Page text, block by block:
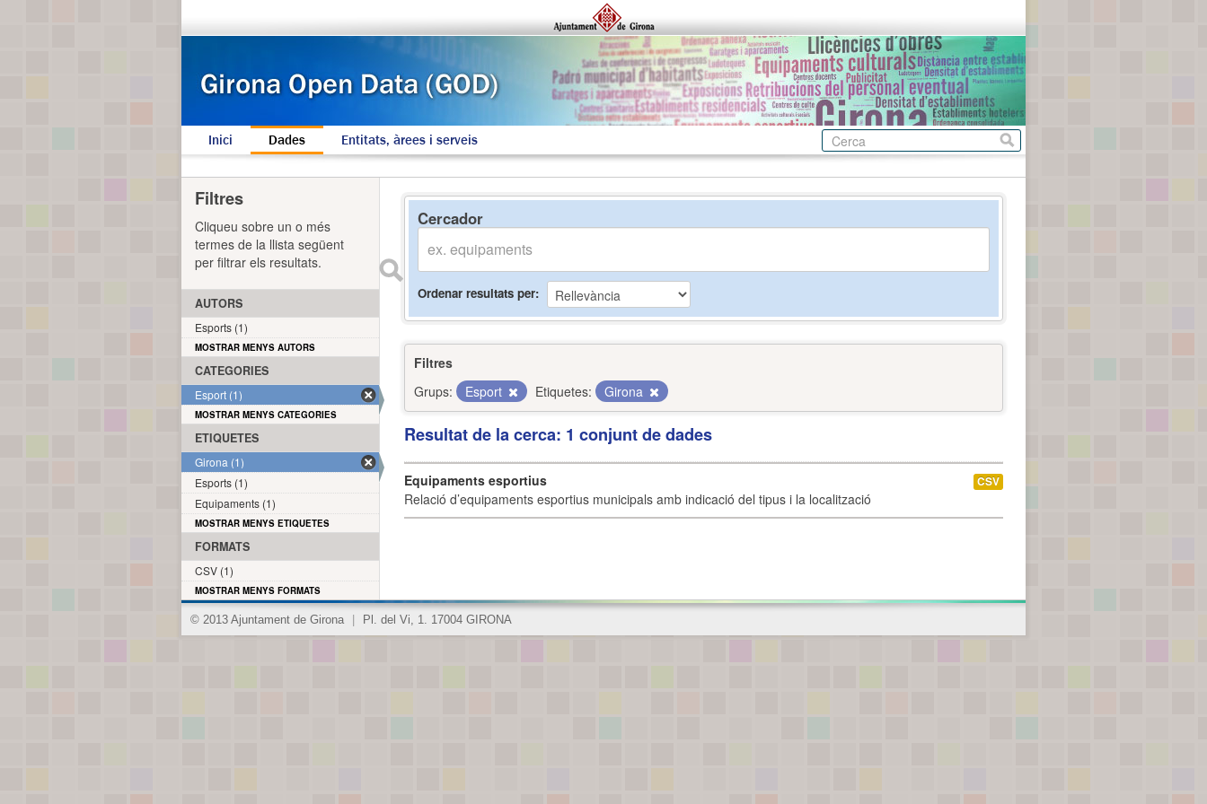
Inici Dades Entitats, àrees i serveis
Cercador
Ordenar resultats per
Filtres
Grups:
Esport Etiquetes: Girona
Resultat de la cerca: 1 conjunt de dades
Equipaments esportius
Relació d’equipaments esportius municipals amb indicació del tipus i la localització
CSV
Filtres
Cliqueu sobre un o més
termes de la llista següent
per filtrar els resultats.
AUTORS
Esports (1)
MOSTRAR MENYS AUTORS
CATEGORIES
Esport (1)
MOSTRAR MENYS CATEGORIES
ETIQUETES
Girona (1)
Esports (1)
Equipaments (1)
MOSTRAR MENYS ETIQUETES
FORMATS
CSV (1)
MOSTRAR MENYS FORMATS
© 2013 Ajuntament de Girona Pl. del Vi, 1. 17004 GIRONA